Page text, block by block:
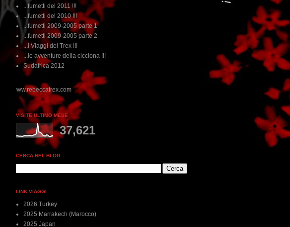
...fumetti del 2011 !!!
...fumetti del 2010 !!!
...fumetti 2009-2005 parte 1
...fumetti 2009-2005 parte 2
...i Viaggi del Trex !!!
...le avventure della cicciona !!!
Sudafrica 2012
...dai non perdere tempo, clikka "qui", c'è il
VISITE ULTIMO MESE
37,621
CERCA NEL BLOG
LINK VIAGGI
2026 Turkey
2025 Marrakech (Marocco)
2025 Japan